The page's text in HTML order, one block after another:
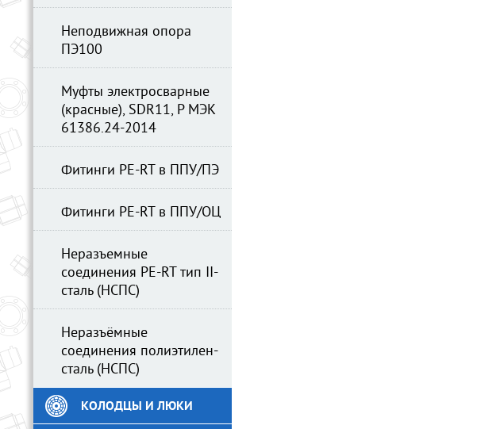
Неподвижная опора
ПЭ100
Муфты электросварные
(красные), SDR11, Р МЭК
61386.24-2014
Фитинги PE-RT в ППУ/ПЭ
Фитинги PE-RT в ППУ/ОЦ
Неразъемные
соединения PE-RT тип II-
сталь (НСПС)
Неразъёмные
соединения полиэтилен-
сталь (НСПС)
КОЛОДЦЫ И ЛЮКИ